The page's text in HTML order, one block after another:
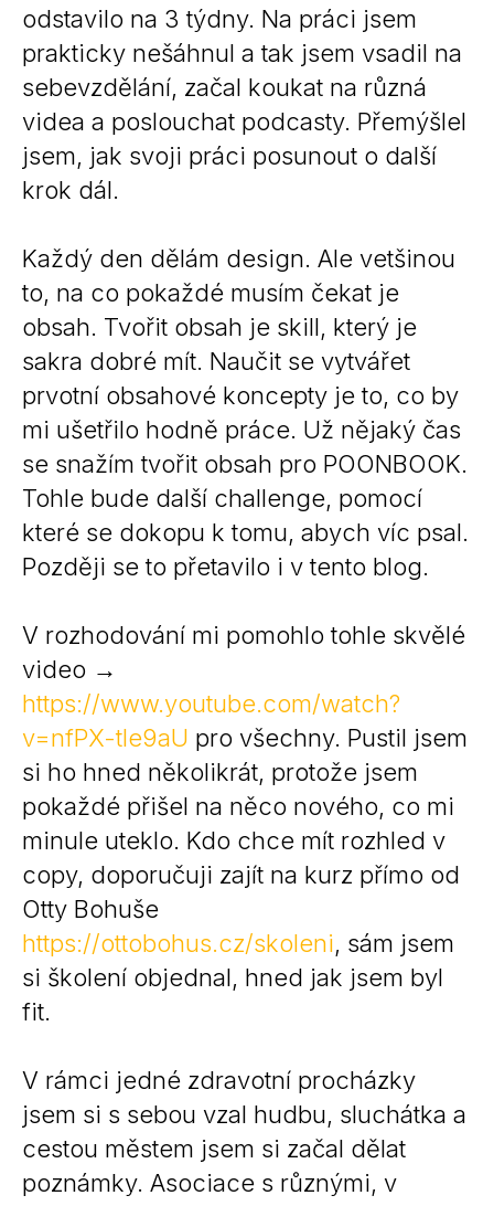
odstavilo na 3 týdny. Na práci jsem
prakticky nešáhnul a tak jsem vsadil na
sebevzdělání, začal koukat na různá
videa a poslouchat podcasty. Přemýšlel
jsem, jak svoji práci posunout o další
krok dál.
Každý den dělám design. Ale vetšinou
to, na co pokaždé musím čekat je
obsah. Tvořit obsah je skill, který je
sakra dobré mít. Naučit se vytvářet
prvotní obsahové koncepty je to, co by
mi ušetřilo hodně práce. Už nějaký čas
se snažím tvořit obsah pro POONBOOK.
Tohle bude další challenge, pomocí
které se dokopu k tomu, abych víc psal.
Později se to přetavilo i v tento blog.
V rozhodování mi pomohlo tohle skvělé
video →
https://www.youtube.com/watch?
v=nfPX-tIe9aU pro všechny. Pustil jsem
si ho hned několikrát, protože jsem
pokaždé přišel na něco nového, co mi
minule uteklo. Kdo chce mít rozhled v
copy, doporučuji zajít na kurz přímo od
Otty Bohuše
https://ottobohus.cz/skoleni, sám jsem
si školení objednal, hned jak jsem byl
fit.
V rámci jedné zdravotní procházky
jsem si s sebou vzal hudbu, sluchátka a
cestou městem jsem si začal dělat
poznámky. Asociace s různými, v